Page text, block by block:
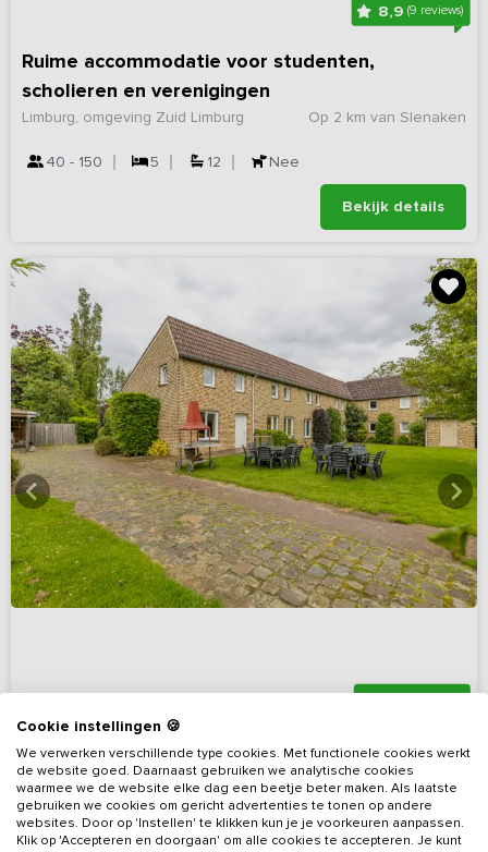
8,9(9 reviews)
Ruime accommodatie voor studenten,
scholieren en verenigingen
Op 2 km van Slenaken
Limburg, omgeving Zuid Limburg
40 - 150 5 12 Nee
Bekijk details
Groepswoning tussen glooiende Limburgse
heuvels
Op 2 km van Slenaken
Limburg, omgeving Heijenrath
Cookie instellingen 🍪
We verwerken verschillende type cookies. Met functionele cookies werkt
de website goed. Daarnaast gebruiken we analytische cookies
waarmee we de website elke dag een beetje beter maken. Als laatste
gebruiken we cookies om gericht advertenties te tonen op andere
websites. Door op 'Instellen' te klikken kun je je voorkeuren aanpassen.
Klik op 'Accepteren en doorgaan' om alle cookies te accepteren. Je kunt